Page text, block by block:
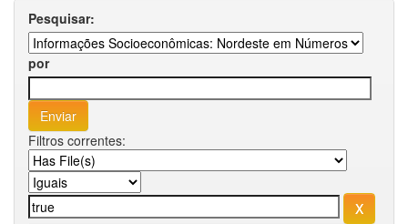
Pesquisar:
por
Filtros correntes: